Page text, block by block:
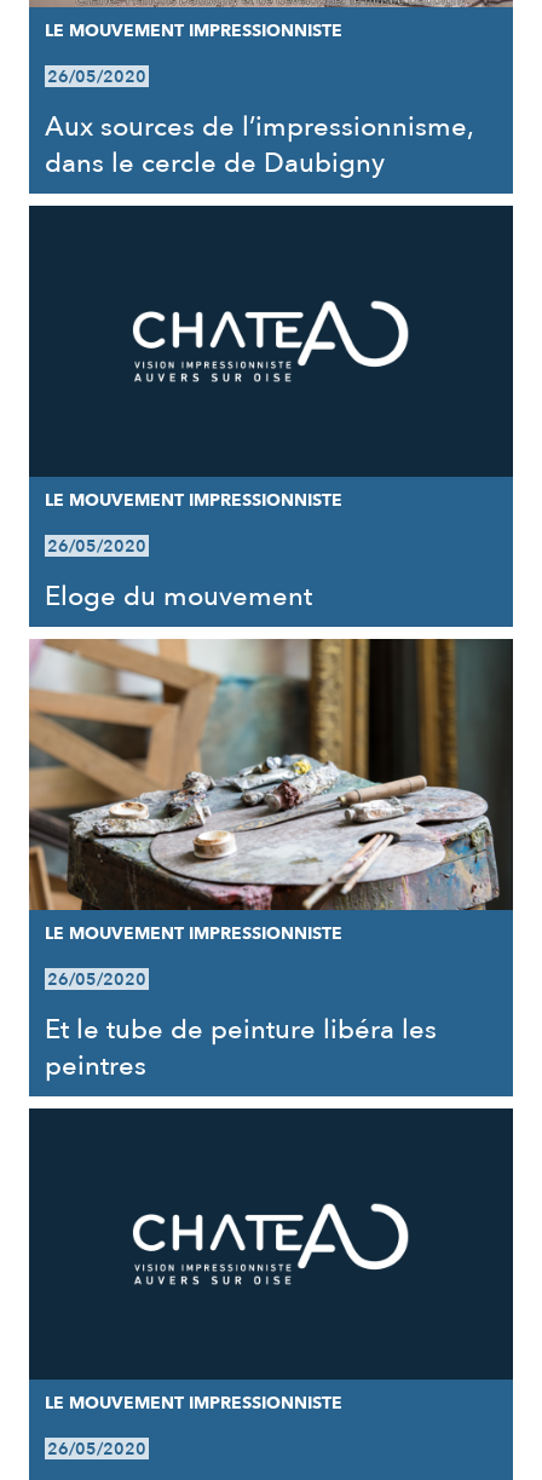
LE MOUVEMENT IMPRESSIONNISTE
26/05/2020
Aux sources de l’impressionnisme,
dans le cercle de Daubigny
LE MOUVEMENT IMPRESSIONNISTE
26/05/2020
Eloge du mouvement
LE MOUVEMENT IMPRESSIONNISTE
26/05/2020
Et le tube de peinture libéra les
peintres
LE MOUVEMENT IMPRESSIONNISTE
26/05/2020